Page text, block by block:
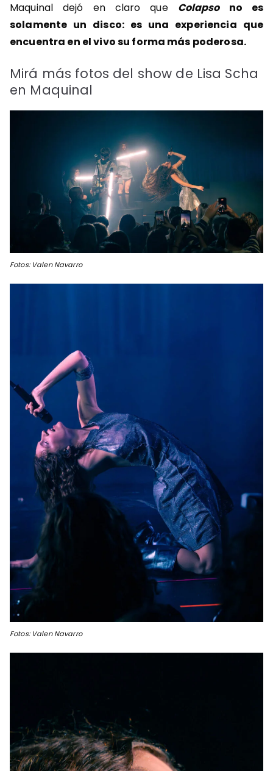
Maquinal dejó en claro que Colapsono es
solamente un disco: es una experiencia que
encuentra en el vivo su forma más poderosa.
Mirá más fotos del show de Lisa Scha
en Maquinal
Fotos: Valen Navarro
Fotos: Valen Navarro